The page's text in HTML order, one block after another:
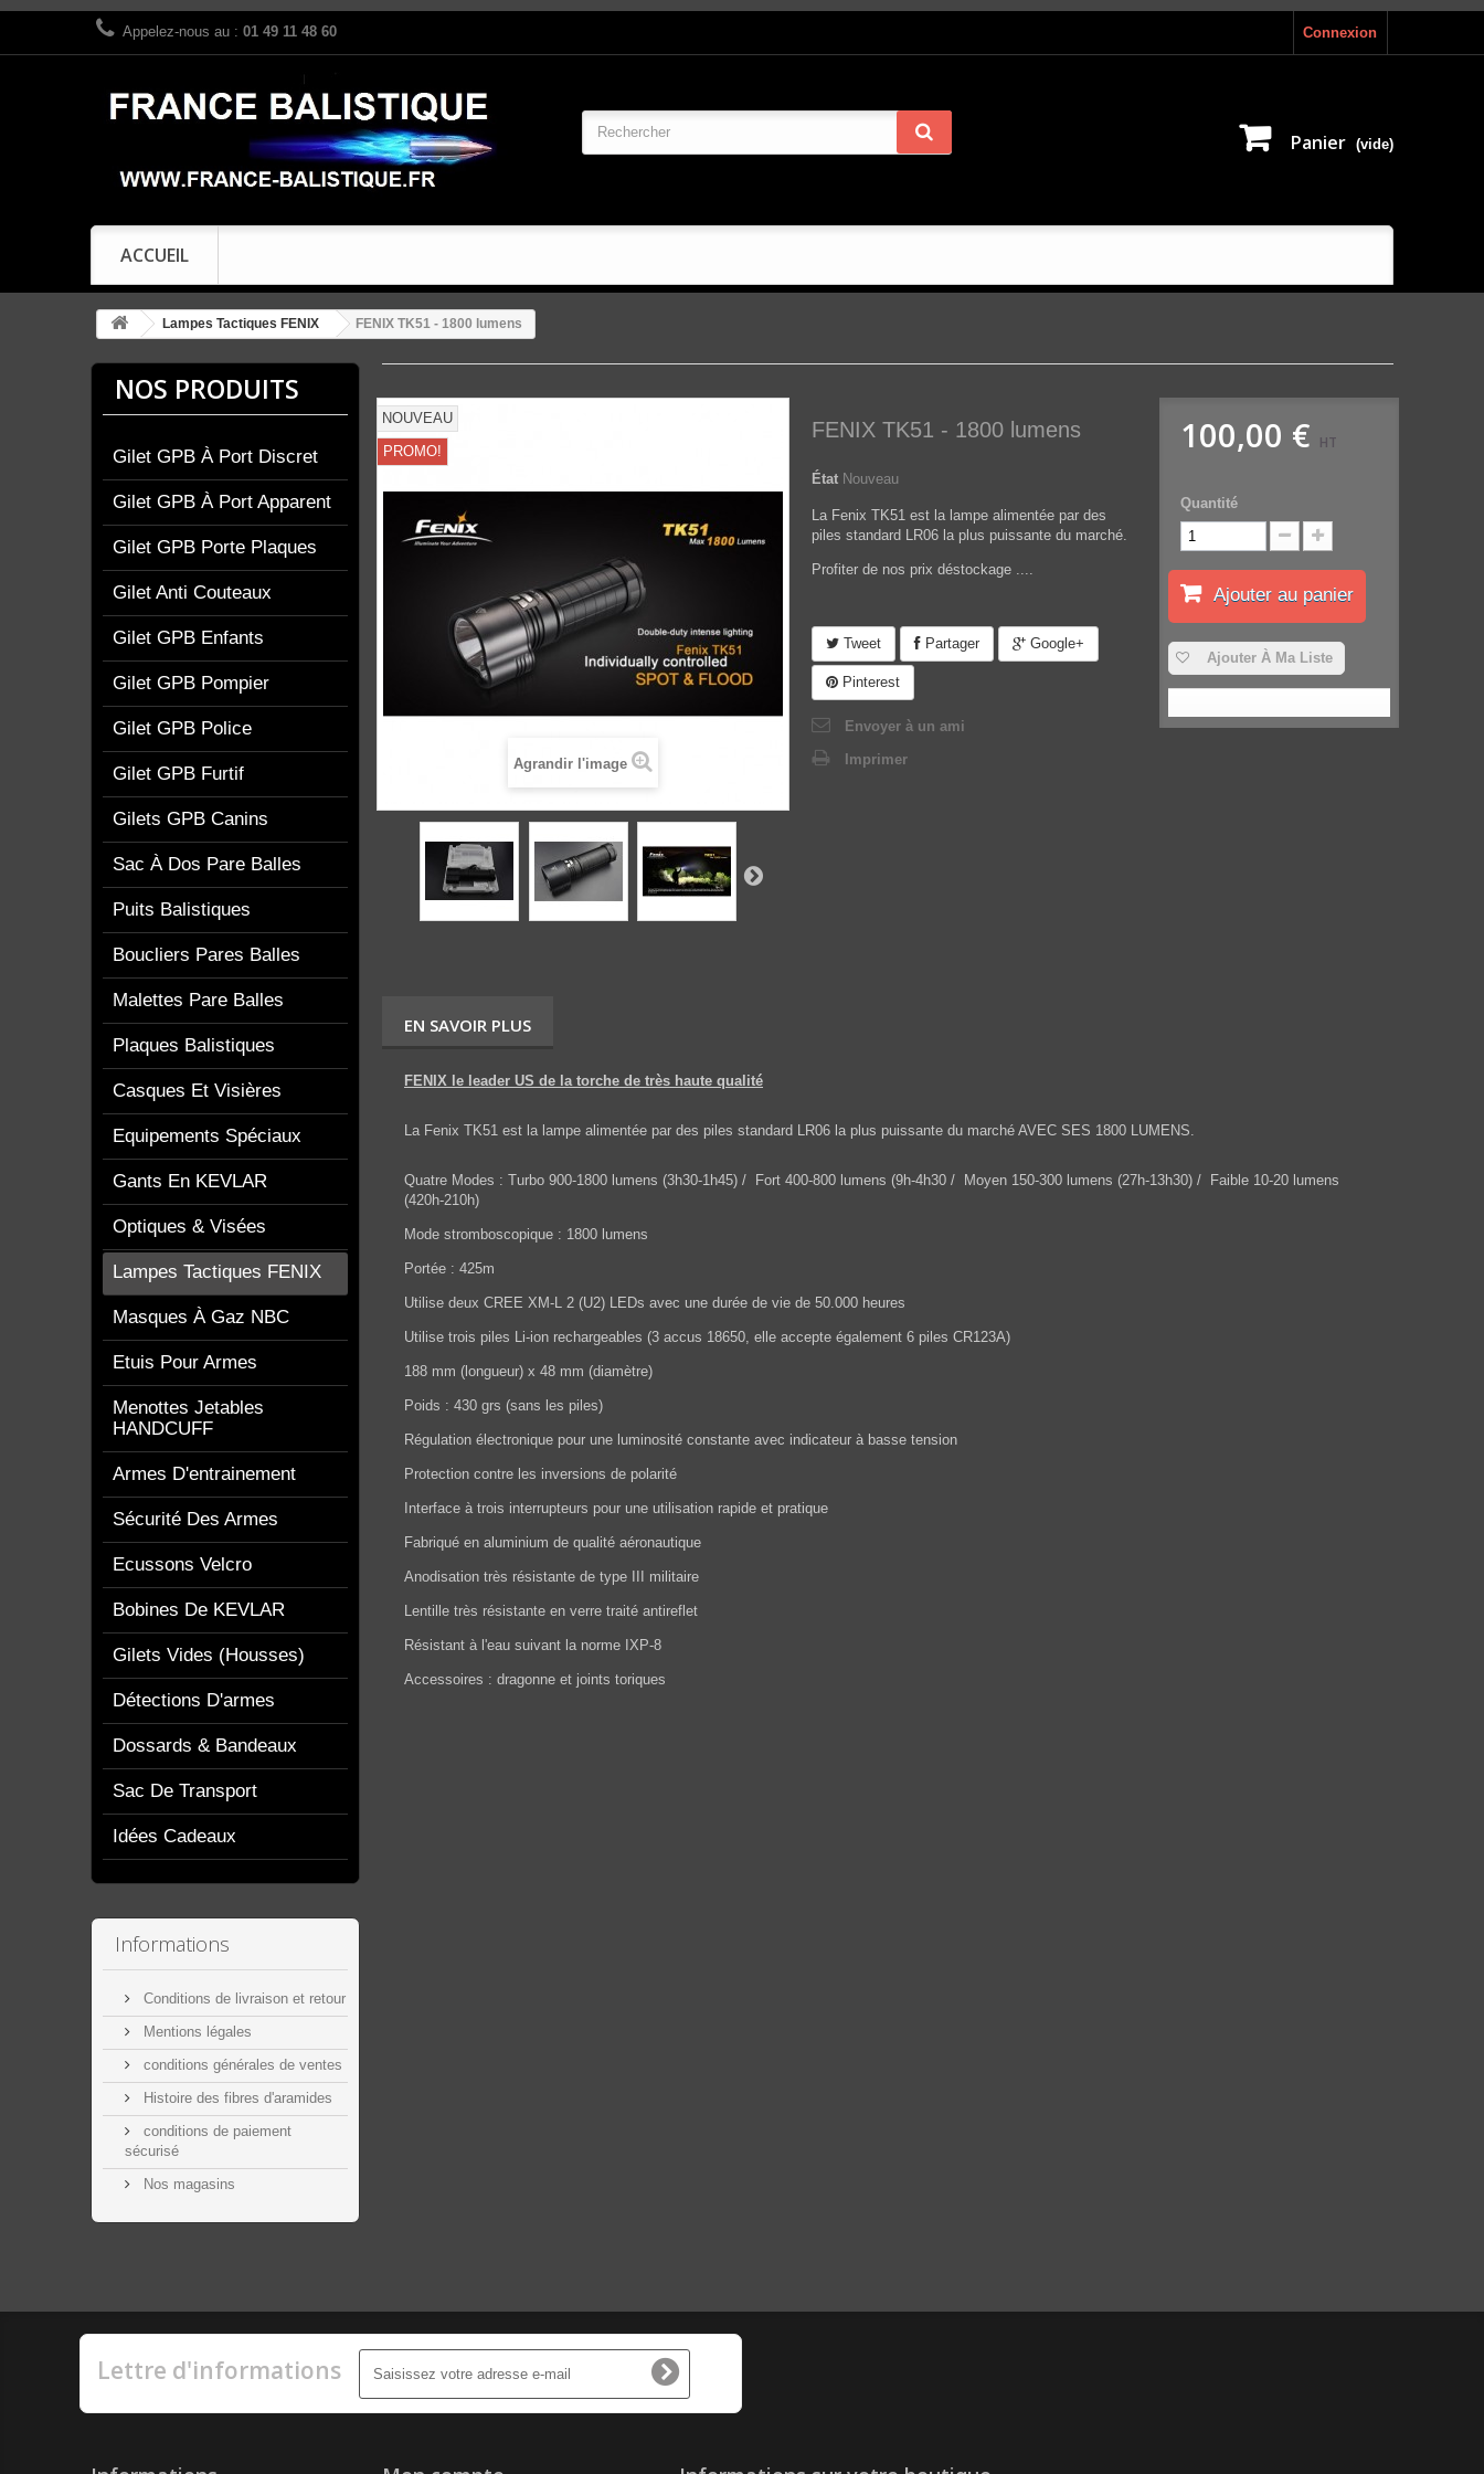
Connexion
Appelez-nous au : 01 49 11 48 60
Panier (vide)
ACCUEIL
Lampes Tactiques FENIX FENIX TK51 - 1800 lumens
NOS PRODUITS
Gilet GPB À Port Discret
Gilet GPB À Port Apparent
Gilet GPB Porte Plaques
Gilet Anti Couteaux
Gilet GPB Enfants
Gilet GPB Pompier
Gilet GPB Police
Gilet GPB Furtif
Gilets GPB Canins
Sac À Dos Pare Balles
Puits Balistiques
Boucliers Pares Balles
Malettes Pare Balles
Plaques Balistiques
Casques Et Visières
Equipements Spéciaux
Gants En KEVLAR
Optiques & Visées
Lampes Tactiques FENIX
Masques À Gaz NBC
Etuis Pour Armes
Menottes Jetables
HANDCUFF
Armes D'entrainement
Sécurité Des Armes
Ecussons Velcro
Bobines De KEVLAR
Gilets Vides (housses)
Détections D'armes
Dossards & Bandeaux
Sac De Transport
Idées Cadeaux
Informations
Conditions de livraison et retour
Mentions légales
conditions générales de ventes
Histoire des fibres d'aramides
conditions de paiement
sécurisé
Nos magasins
NOUVEAU
PROMO!
Agrandir l'image
FENIX TK51 - 1800 lumens
État Nouveau
La Fenix TK51 est la lampe alimentée par des
piles standard LR06 la plus puissante du marché.
Profiter de nos prix déstockage ....
Tweet Partager Google+
Pinterest
Envoyer à un ami
Imprimer
100,00 € HT
Quantité
Ajouter au panier
Ajouter À Ma Liste
EN SAVOIR PLUS
FENIX le leader US de la torche de très haute qualité
La Fenix TK51 est la lampe alimentée par des piles standard LR06 la plus puissante du marché AVEC SES 1800 LUMENS.
Quatre Modes : Turbo 900-1800 lumens (3h30-1h45) / Fort 400-800 lumens (9h-4h30 / Moyen 150-300 lumens (27h-13h30) / Faible 10-20 lumens
(420h-210h)
Mode stromboscopique : 1800 lumens
Portée : 425m
Utilise deux CREE XM-L 2 (U2) LEDs avec une durée de vie de 50.000 heures
Utilise trois piles Li-ion rechargeables (3 accus 18650, elle accepte également 6 piles CR123A)
188 mm (longueur) x 48 mm (diamètre)
Poids : 430 grs (sans les piles)
Régulation électronique pour une luminosité constante avec indicateur à basse tension
Protection contre les inversions de polarité
Interface à trois interrupteurs pour une utilisation rapide et pratique
Fabriqué en aluminium de qualité aéronautique
Anodisation très résistante de type III militaire
Lentille très résistante en verre traité antireflet
Résistant à l'eau suivant la norme IXP-8
Accessoires : dragonne et joints toriques
Lettre d'informations